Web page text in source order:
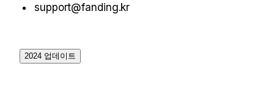
support@fanding.kr
2024 업데이트